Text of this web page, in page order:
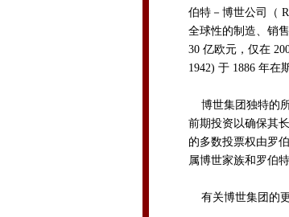
伯特－博世公司（
全球性的制造、销
30 亿欧元，仅在
1942) 于 1886 年在
博世集团独特的
前期投资以确保其
的多数投票权由罗
属博世家族和罗伯
有关博世集团的